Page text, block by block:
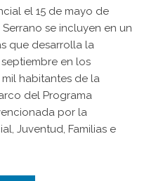
el 15 de mayo de
se incluyen en un
que desarrolla la
en los
habitantes de la
del Programa
por la
Juventud, Familias e